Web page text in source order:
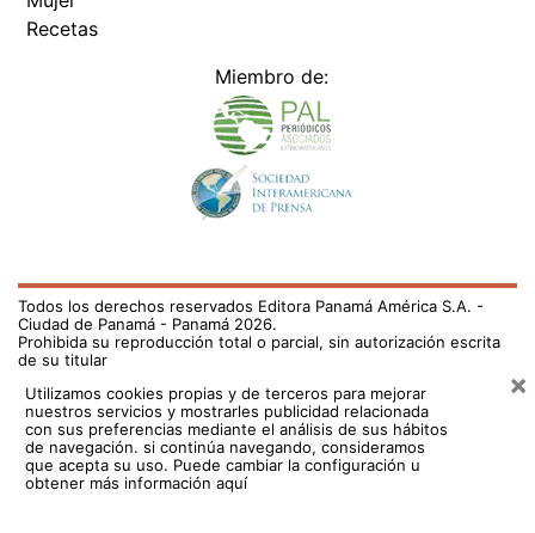
Recetas
Miembro de:
Todos los derechos reservados Editora Panamá América S.A. -
Ciudad de Panamá - Panamá 2026.
Prohibida su reproducción total o parcial, sin autorización escrita
de su titular
Utilizamos cookies propias y de terceros para mejorar
nuestros servicios y mostrarles publicidad relacionada
con sus preferencias mediante el análisis de sus hábitos
de navegación. si continúa navegando, consideramos
que acepta su uso. Puede cambiar la configuración u
obtener más información aquí
×